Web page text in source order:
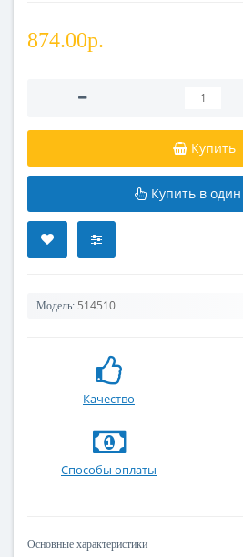
874.00р.
Купить
Купить в
Модель: 514510
Качество
Способы оплаты
Основные характеристики